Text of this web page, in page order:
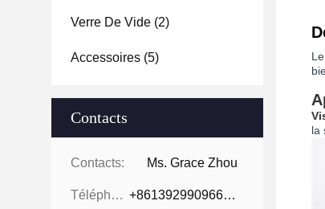
Verre De Vide (2)
Accessoires (5)
Contacts
Contacts: Ms. Grace Zhou
Téléphone: +8613929909663--13690711186
la